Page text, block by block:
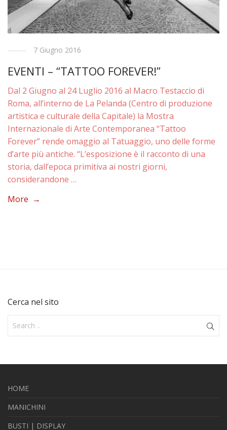
7 Giugno 2016
EVENTI – “TATTOO FOREVER!”
Dal 2 Giugno al 24 Luglio 2016 al Macro Testaccio di
Roma, all’interno de La Pelanda (Centro di produzione
artistica e culturale della Capitale) la Mostra
Internazionale di Arte Contemporanea “Tattoo
Forever” rende omaggio al Tatuaggio, uno delle forme
d’arte più antiche. “L’esposizione è il racconto di una
storia, dall’epoca primitiva ai nostri giorni,
considerandone …
More →
Cerca nel sito
HOME
MANICHINI
BUSTI | DISPLAY